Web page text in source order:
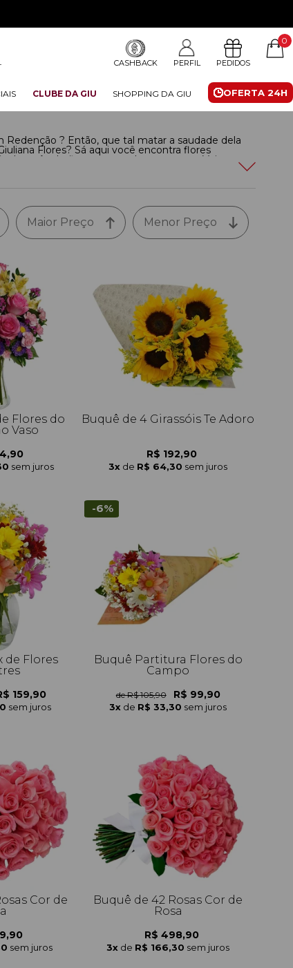
CASHBACK PERFIL PEDIDOS
0
OFERTA 24H
CLUBE DA GIU SHOPPING DA GIU
? Então, que tal matar a saudade dela
Flores? Sá aqui você encontra flores
buquês de flores para todos os gostos. Veja a
floricultura em Redenção com entrega em até
Menor Preço
Maior Preço
Flores do
Vaso
sem juros
Buquê de 4 Girassóis Te Adoro
R$ 192,90
3x de R$ 64,30 sem juros
de Flores
159,90
sem juros
-6%
Buquê Partitura Flores do
Campo
de R$ 105,90 R$ 99,90
3x de R$ 33,30 sem juros
Cor de
sem juros
Buquê de 42 Rosas Cor de
Rosa
R$ 498,90
3x de R$ 166,30 sem juros